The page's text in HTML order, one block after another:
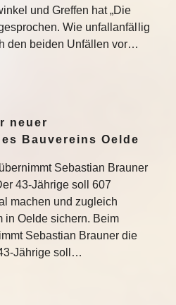
und Greffen hat „Die
Wie unfallanfällig
den beiden Unfällen vor…
neuer
Bauvereins Oelde
Sebastian Brauner
43-Jährige soll 607
machen und zugleich
in Oelde sichern. Beim
Sebastian Brauner die
Jährige soll…